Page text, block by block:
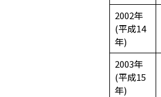
2002年
(平成14
年)
2003年
(平成15
年)